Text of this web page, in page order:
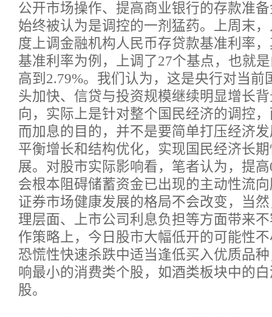
公开市场操作、提高商业银行的存款准
始终被认为是调控的一剂猛药。上周末
度上调金融机构人民币存贷款基准利率
基准利率为例，上调了27个基点，也就
高到2.79%。我们认为，这是央行对当前
头加快、信贷与投资规模继续明显增长
向，实际上是针对整个国民经济的调控
而加息的目的，并不是要简单打压经济
平衡增长和结构优化，实现国民经济长
展。对股市实际影响看，笔者认为，提
会根本阻碍储蓄资金已出现的主动性流
证券市场健康发展的格局不会改变，当
理层面、上市公司利息负担等方面带来
作策略上，今日股市大幅低开的可能性
恐慌性快速杀跌中适当逢低买入优质品
响最小的消费类个股，如酒类板块中的
股。